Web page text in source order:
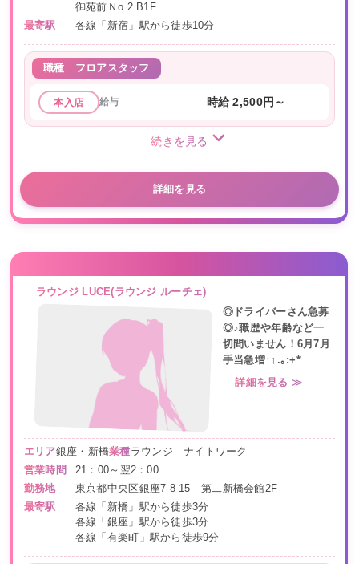
御苑前Ｎo.2 B1F
最寄駅
各線「新宿」駅から徒歩10分
職種 フロアスタッフ
本入店 給与 時給 2,500円～
続きを見る
詳細を見る
ラウンジ LUCE(ラウンジ ルーチェ)
◎ドライバーさん急募
◎♪職歴や年齢など一
切問いません！6月7月
手当急増↑↑.｡:+*
詳細を見る ≫
エリア銀座・新橋業種ラウンジ ナイトワーク
営業時間
21：00～翌2：00
勤務地
東京都中央区銀座7-8-15 第二新橋会館2F
最寄駅
各線「新橋」駅から徒歩3分
各線「銀座」駅から徒歩3分
各線「有楽町」駅から徒歩9分